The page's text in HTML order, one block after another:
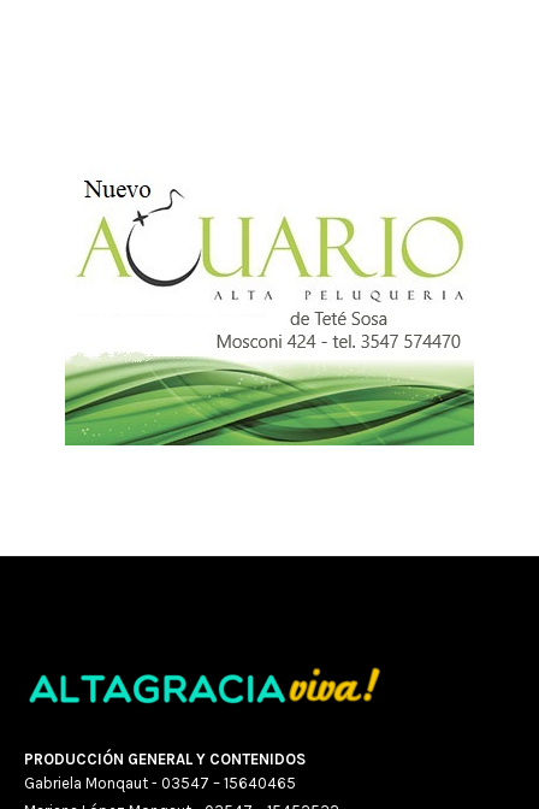
PRODUCCIÓN GENERAL Y CONTENIDOS
Gabriela Monqaut - 03547 – 15640465